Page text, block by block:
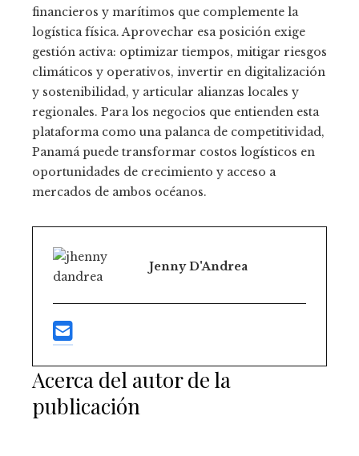
financieros y marítimos que complemente la
logística física. Aprovechar esa posición exige
gestión activa: optimizar tiempos, mitigar riesgos
climáticos y operativos, invertir en digitalización
y sostenibilidad, y articular alianzas locales y
regionales. Para los negocios que entienden esta
plataforma como una palanca de competitividad,
Panamá puede transformar costos logísticos en
oportunidades de crecimiento y acceso a
mercados de ambos océanos.
Jenny D'Andrea
Acerca del autor de la
publicación